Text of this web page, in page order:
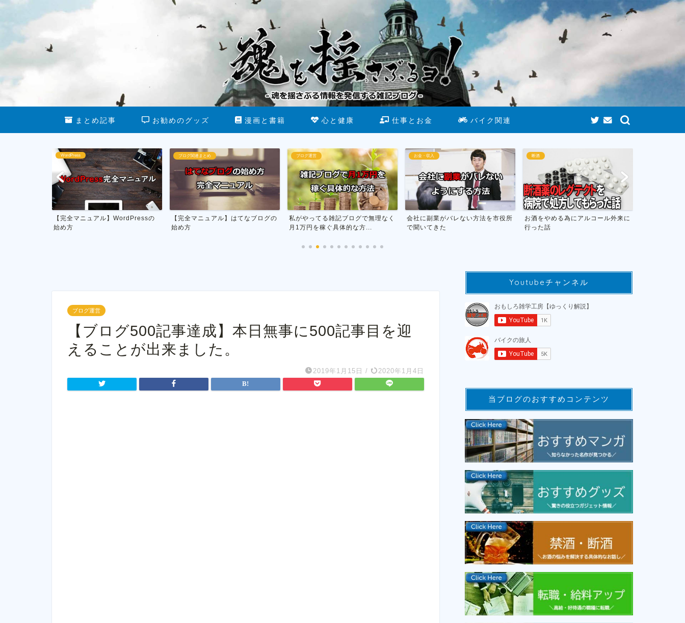
まとめ記事 お勧めのグッズ 漫画と書籍 心と健康 仕事とお金 バイク関連
【完全マニュアル】WordPressの
ブログ関連まとめ
【完全マニュアル】はてなブログの
私がやってる雑記ブログで無理なく
月1万円を稼ぐ具体的な方...
お金・収入
会社に副業がバレない方法を市役所
で聞いてきた
お酒をやめる為にアルコール外来に
お酒をやめて人生が変わっ
ブログ運営
【ブログ500記事達成】本日無事に500記事目を迎
えることが出来ました。
2019年1月15日 / 2020年1月4日
Youtubeチャンネル
当ブログのおすすめコンテンツ